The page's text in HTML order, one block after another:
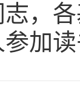
，
加